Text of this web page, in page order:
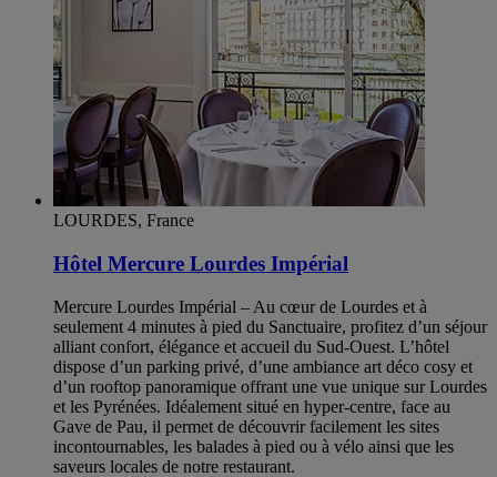
LOURDES, France
Hôtel Mercure Lourdes Impérial
Mercure Lourdes Impérial – Au cœur de Lourdes et à
seulement 4 minutes à pied du Sanctuaire, profitez d’un séjour
alliant confort, élégance et accueil du Sud-Ouest. L’hôtel
dispose d’un parking privé, d’une ambiance art déco cosy et
d’un rooftop panoramique offrant une vue unique sur Lourdes
et les Pyrénées. Idéalement situé en hyper-centre, face au
Gave de Pau, il permet de découvrir facilement les sites
incontournables, les balades à pied ou à vélo ainsi que les
saveurs locales de notre restaurant.